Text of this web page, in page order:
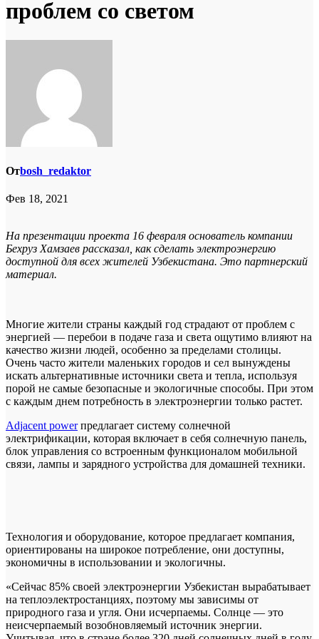
проблем со светом
Отbosh_redaktor
Фев 18, 2021
На презентации проекта 16 февраля основатель компании
Бехруз Хамзаев рассказал, как сделать электроэнергию
доступной для всех жителей Узбекистана. Это партнерский
материал.
Многие жители страны каждый год страдают от проблем с
энергией — перебои в подаче газа и света ощутимо влияют на
качество жизни людей, особенно за пределами столицы.
Очень часто жители маленьких городов и сел вынуждены
искать альтернативные источники света и тепла, используя
порой не самые безопасные и экологичные способы. При этом
с каждым днем потребность в электроэнергии только растет.
Adjacent powerпредлагает систему солнечной
электрификации, которая включает в себя солнечную панель,
блок управления со встроенным функционалом мобильной
связи, лампы и зарядного устройства для домашней техники.
Технология и оборудование, которое предлагает компания,
ориентированы на широкое потребление, они доступны,
экономичны в использовании и экологичны.
«Сейчас 85% своей электроэнергии Узбекистан вырабатывает
на теплоэлектростанциях, поэтому мы зависимы от
природного газа и угля. Они исчерпаемы. Солнце — это
неисчерпаемый возобновляемый источник энергии.